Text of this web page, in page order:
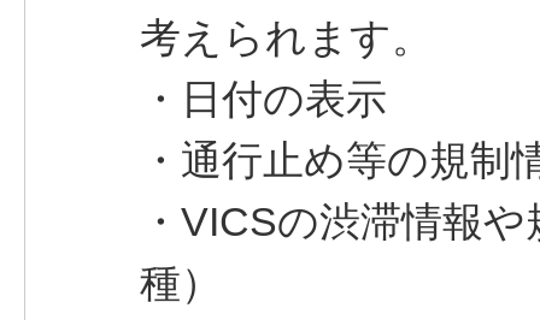
考えられます。
・日付の表示
・通行止め等の規制
・VICSの渋滞情報
種）